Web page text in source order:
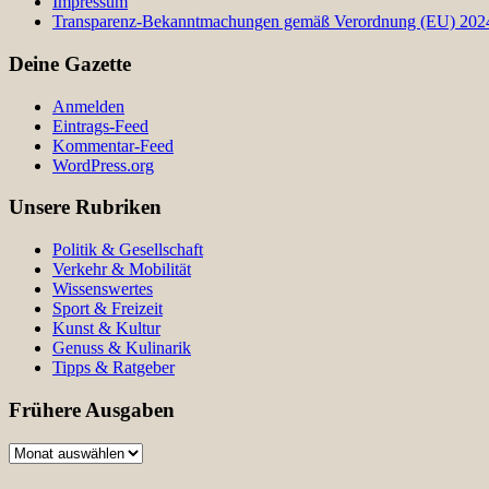
Transparenz-Bekanntmachungen gemäß Verordnung (EU)
Deine Gazette
Anmelden
Eintrags-Feed
Kommentar-Feed
WordPress.org
Unsere Rubriken
Politik & Gesellschaft
Verkehr & Mobilität
Wissenswertes
Sport & Freizeit
Kunst & Kultur
Genuss & Kulinarik
Tipps & Ratgeber
Frühere Ausgaben
Frühere